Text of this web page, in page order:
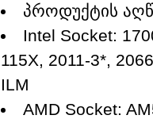
პროდუქტის
Intel Socket:
115X, 2011-3*,
ILM
AMD Socket: